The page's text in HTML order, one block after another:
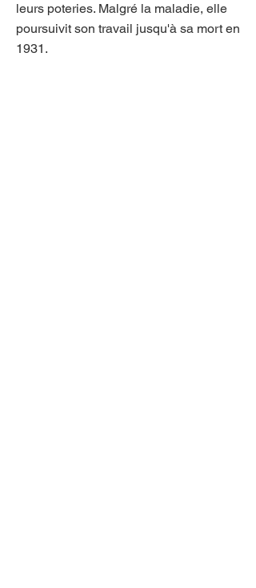
leurs poteries. Malgré la maladie, elle
poursuivit son travail jusqu'à sa mort en
1931.